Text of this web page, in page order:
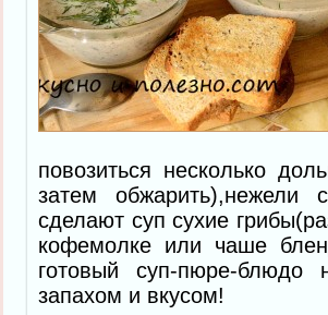
повозиться несколько
затем
сделают суп сухие
кофемолке или чаше
готовый суп-пюре-
запахом и вкусом!